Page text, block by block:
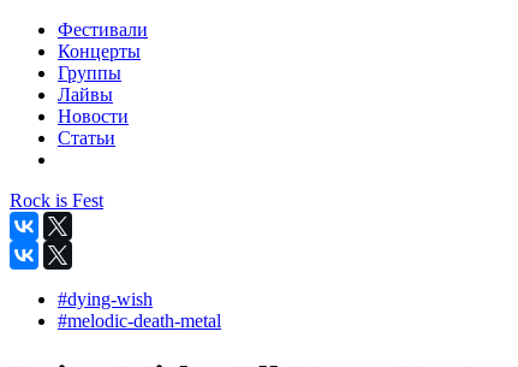
Фестивали
Концерты
Группы
Лайвы
Новости
Статьи
Rock is Fest
#dying-wish
#melodic-death-metal